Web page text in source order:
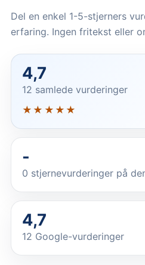
Del en enkel 1-5-stjerners
erfaring. Ingen fritekst eller
4,7
12 samlede vurderinger
★★★★★
-
0 stjernevurderinger på
4,7
12 Google-vurderinger